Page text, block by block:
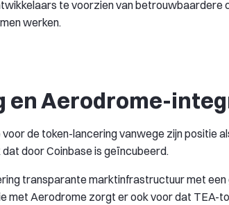
te voorzien van betrouwbaardere
werken.
en Aerodrome-
de token-lancering vanwege zijn positie
door Coinbase is geïncubeerd.
transparante marktinfrastructuur met
met Aerodrome zorgt er ook voor dat TEA-